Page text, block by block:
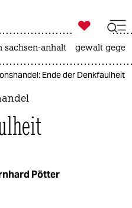
ich

taz zahl ich
sachsen-anhalt gewalt
Ende der Denkfaulheit
Pötter